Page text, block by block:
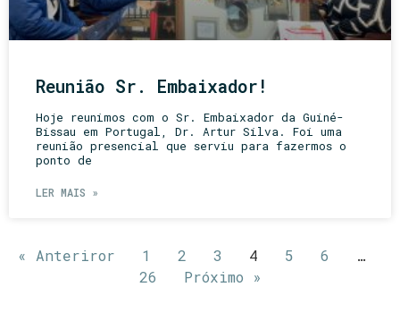
Reunião Sr. Embaixador!
Hoje reunimos com o Sr. Embaixador da Guiné-
Bissau em Portugal, Dr. Artur Silva. Foi uma
reunião presencial que serviu para fazermos o
ponto de
LER MAIS »
« Anteriror 1 2 3 4 5 6
…
26
Próximo »